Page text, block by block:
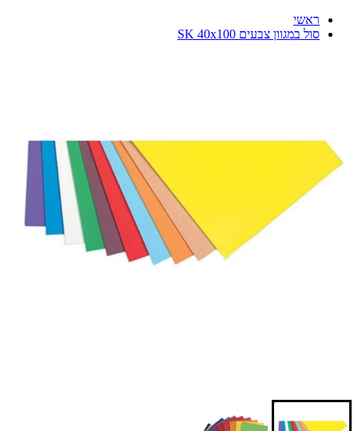
ראשי
סול במגוון צבעים SK 40x100